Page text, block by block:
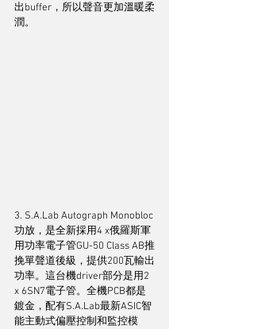
出buffer，所以聲音更加溫暖柔
潤。
3. S.A.Lab Autograph Monobloc
功放，是全新採用4 x俄羅斯軍
用功率電子管GU-50 Class AB推
挽單聲道後級，提供200瓦輸出
功率。這台機driver部分是用2
x 6SN7電子管。全機PCB都是
鍍金，配有S.A.Lab最新ASIC智
能主動式偏壓控制和監控模